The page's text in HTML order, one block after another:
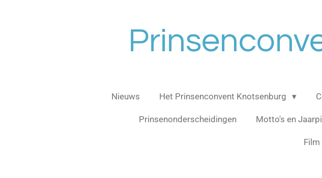
Nieuws Het Prinsenconvent Knotsenburg
Prinsenonderscheidingen Motto's en
Film